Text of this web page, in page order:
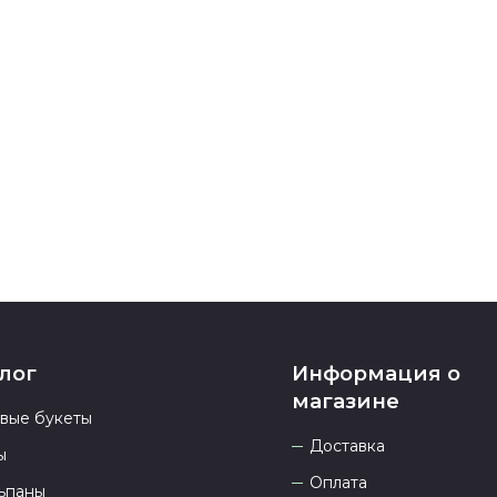
букеты
Информация о
магазине
Доставка
Оплата